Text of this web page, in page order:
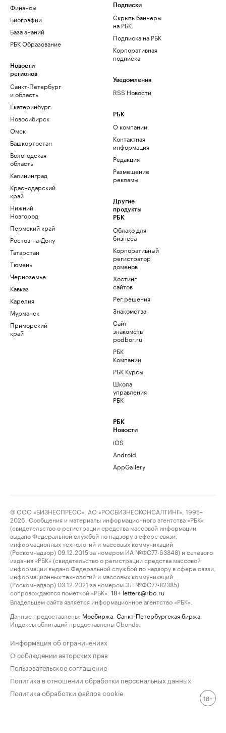
Финансы
Биографии
База знаний
РБК Образование
Новости
регионов
Санкт-Петербург
и область
Екатеринбург
Новосибирск
Омск
Башкортостан
Вологодская
область
Калининград
Краснодарский
край
Нижний
Новгород
Пермский край
Ростов-на-Дону
Татарстан
Тюмень
Черноземье
Кавказ
Карелия
Мурманск
Приморский
край
Подписки
Скрыть баннеры
на РБК
Подписка на РБК
Корпоративная
подписка
Уведомления
RSS Новости
РБК
О компании
Контактная
информация
Редакция
Размещение
рекламы
Другие
продукты
РБК
Облако для
бизнеса
Корпоративный
регистратор
доменов
Хостинг
сайтов
Рег.решения
Знакомства
Сайт
знакомств
podbor.ru
РБК
Компании
РБК Курсы
Школа
управления
РБК
РБК
Новости
iOS
Android
AppGallery
© ООО «БИЗНЕСПРЕСС», АО «РОСБИЗНЕСКОНСАЛТИНГ», 1995–
2026. Сообщения и материалы информационного агентства «РБК»
(свидетельство о регистрации средства массовой информации
выдано Федеральной службой по надзору в сфере связи,
информационных технологий и массовых коммуникаций
(Роскомнадзор) 09.12.2015 за номером ИА №ФС77-63848) и сетевого
издания «РБК» (свидетельство о регистрации средства массовой
информации выдано Федеральной службой по надзору в сфере связи,
информационных технологий и массовых коммуникаций
(Роскомнадзор) 03.12.2021 за номером ЭЛ №ФС77-82385)
сопровождаются пометкой «РБК».
18+ letters@rbc.ru
Владельцем сайта является информационное агентство «РБК».
Данные предоставлены: Мосбиржа Санкт-Петербургская биржа
Индексы облигаций предоставлены Cbonds.
Информация об ограничениях
О соблюдении авторских прав
Пользовательское соглашение
Политика в отношении обработки персональных данных
Политика обработки файлов cookie
18+